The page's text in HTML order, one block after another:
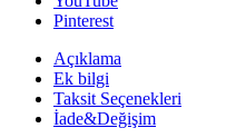
Pinterest
Açıklama
Ek bilgi
Taksit Seçenekleri
İade&Değişim